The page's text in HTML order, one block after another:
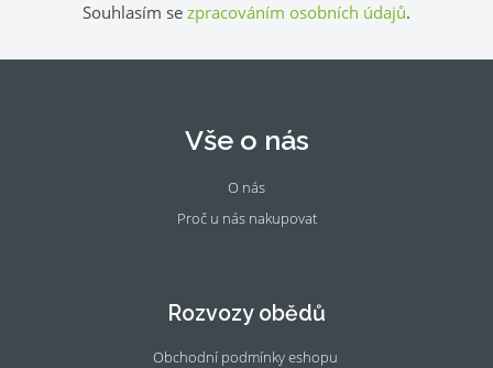
Souhlasím se zpracováním osobních údajů.
Vše o nás
O nás
Proč u nás nakupovat
k
m
Rozvozy obědů
Obchodní podmínky eshopu